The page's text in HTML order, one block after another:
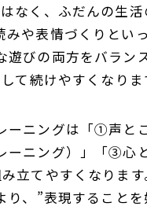
なく、ふだんの生
みや表情づくりとい
遊びの両方をバラン
て続けやすくなりま
ーニングは「①声
ーニング）」「③心
立てやすくなりま
り、”表現すること